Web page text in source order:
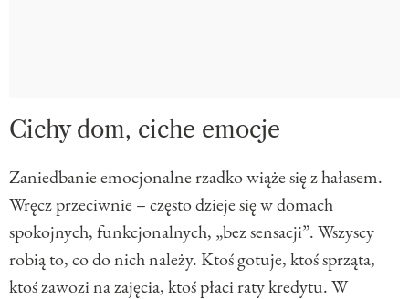
Cichy dom, ciche emocje
Zaniedbanie emocjonalne rzadko wiąże się z hałasem.
Wręcz przeciwnie – często dzieje się w domach
spokojnych, funkcjonalnych, „bez sensacji”. Wszyscy
robią to, co do nich należy. Ktoś gotuje, ktoś sprząta,
ktoś zawozi na zajęcia, ktoś płaci raty kredytu. W